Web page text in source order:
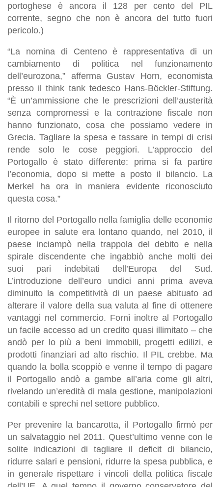
portoghese è ancora il 128 per cento del PIL
corrente, segno che non è ancora del tutto fuori
pericolo.)
“La nomina di Centeno è rappresentativa di un
cambiamento di politica nel funzionamento
dell’eurozona,” afferma Gustav Horn, economista
presso il think tank tedesco Hans-Böckler-Stiftung.
“È un’ammissione che le prescrizioni dell’austerità
senza compromessi e la contrazione fiscale non
hanno funzionato, cosa che possiamo vedere in
Grecia. Tagliare la spesa e tassare in tempi di crisi
rende solo le cose peggiori. L’approccio del
Portogallo è stato differente: prima si fa partire
l’economia, dopo si mette a posto il bilancio. La
Merkel ha ora in maniera evidente riconosciuto
questa cosa.”
Il ritorno del Portogallo nella famiglia delle economie
europee in salute era lontano quando, nel 2010, il
paese inciampò nella trappola del debito e nella
spirale discendente che ingabbiò anche molti dei
suoi pari indebitati dell’Europa del Sud.
L’introduzione dell’euro undici anni prima aveva
diminuito la competitività di un paese abituato ad
alterare il valore della sua valuta al fine di ottenere
vantaggi nel commercio. Fornì inoltre al Portogallo
un facile accesso ad un credito quasi illimitato – che
andò per lo più a beni immobili, progetti edilizi, e
prodotti finanziari ad alto rischio. Il PIL crebbe. Ma
quando la bolla scoppiò e venne il tempo di pagare
il Portogallo andò a gambe all’aria come gli altri,
rivelando un’eredità di mala gestione, manipolazioni
contabili e sprechi nel settore pubblico.
Per prevenire la bancarotta, il Portogallo firmò per
un salvataggio nel 2011. Quest’ultimo venne con le
solite indicazioni di tagliare il deficit di bilancio,
ridurre salari e pensioni, ridurre la spesa pubblica, e
in generale rispettare i vincoli della politica fiscale